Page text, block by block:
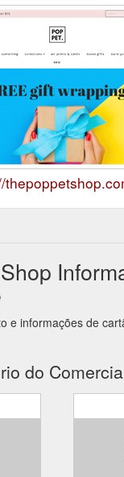
e informações de
do